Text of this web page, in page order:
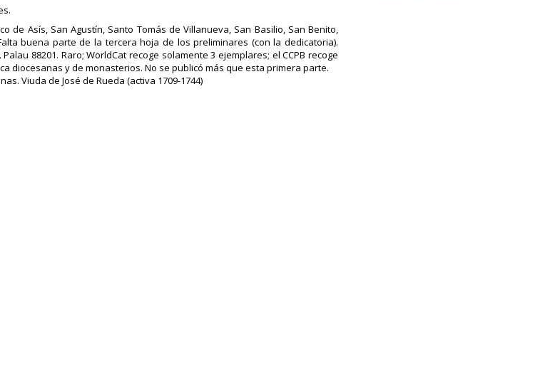
de Asís, San Agustín, Santo Tomás de Villanueva, San Basilio, San Benito,
buena parte de la tercera hoja de los preliminares (con la dedicatoria).
88201. Raro; WorldCat recoge solamente 3 ejemplares; el CCPB recoge
diocesanas y de monasterios. No se publicó más que esta primera parte.
Viuda de José de Rueda (activa 1709-1744)